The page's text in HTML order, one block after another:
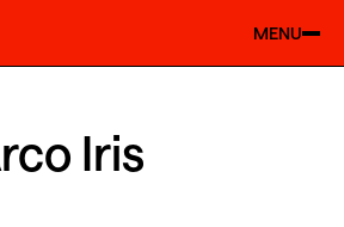
MENU
Iris